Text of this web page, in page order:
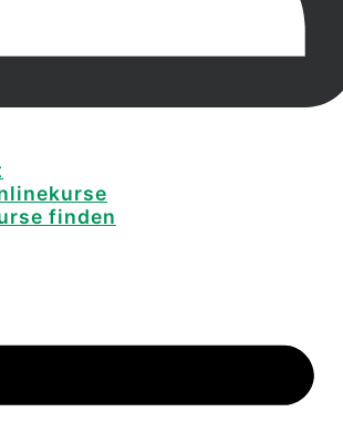
finden